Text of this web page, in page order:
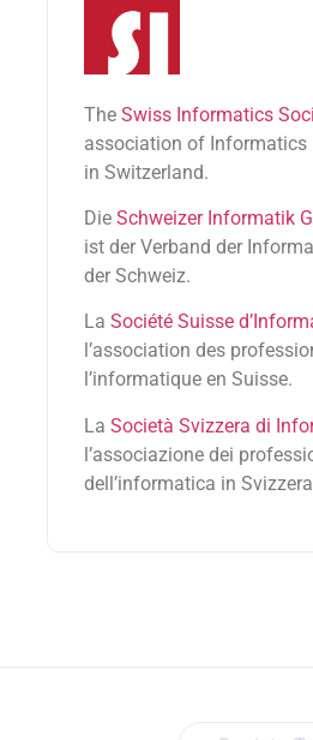
The Swiss Informatics
association of Informatics
in Switzerland.
Die Schweizer Informatik
ist der Verband der
der Schweiz.
La Société Suisse
l’association des
l’informatique en Suisse.
La Società Svizzera di
l’associazione dei
dell’informatica in